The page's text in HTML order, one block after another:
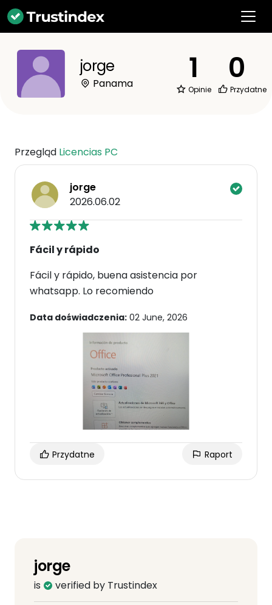
jorge
Panama 1
Opinie
0
Przydatne
Przegląd Licencias PC
jorge
2026.06.02
Fácil y rápido
Fácil y rápido, buena asistencia por
whatsapp. Lo recomiendo
Data doświadczenia: 02 June, 2026
Przydatne Raport
jorge
is verified by Trustindex